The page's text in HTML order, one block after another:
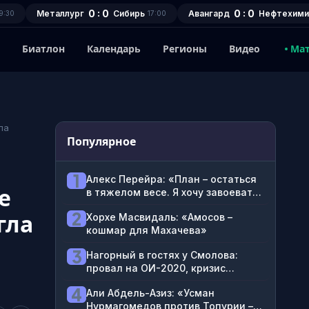
Металлург 0 : 0 Сибирь 17:00 Авангард 0 : 0
Биатлон Календарь Регионы Видео
Популярное
1
Алекс Перейра: «План – остаться
в тяжелом весе. Я хочу завоевать
2 Хорхе Масвидаль: «Амосов –
кошмар для Махачева»
3 Нагорный в гостях у Смолова:
провал на ОИ-2020, кризис
футболистам
4 Али Абдель-Азиз: «Усман
Нурмагомедов против Топурии –